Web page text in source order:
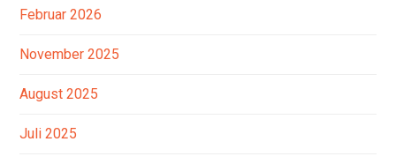
Februar 2026
November 2025
August 2025
Juli 2025